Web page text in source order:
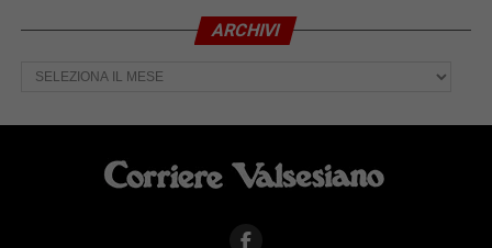
ARCHIVI
Archivi